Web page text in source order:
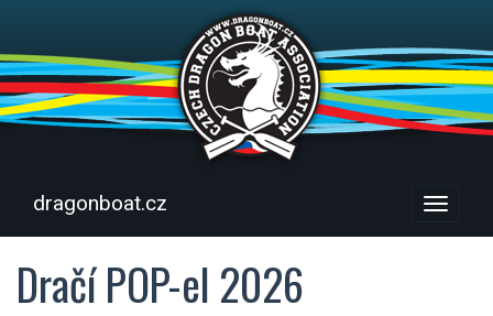
Menu
dragonboat.cz
Dračí POP-el 2026